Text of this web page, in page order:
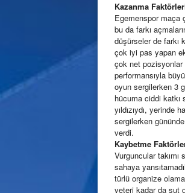
Kazanma
Egemenspor maça
bu da farkı
düşürseler de farkı
çok iyi pas yapan
çok net pozisyonlar
performansıyla
oyun sergilerken 3
hücuma ciddi katkı
yıldızıydı,
sergilerken
verdi.
Kaybetme
Vurguncular
sahaya
türlü organize
yeteri kadar da şut